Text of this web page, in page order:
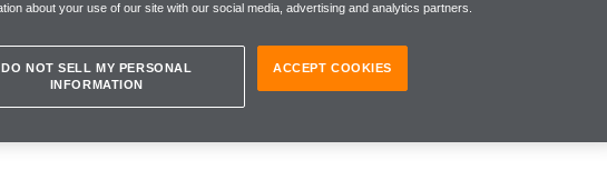
about your use of our site with our social media, advertising and analytics partners.
DO NOT SELL MY PERSONAL
INFORMATION
ACCEPT COOKIES